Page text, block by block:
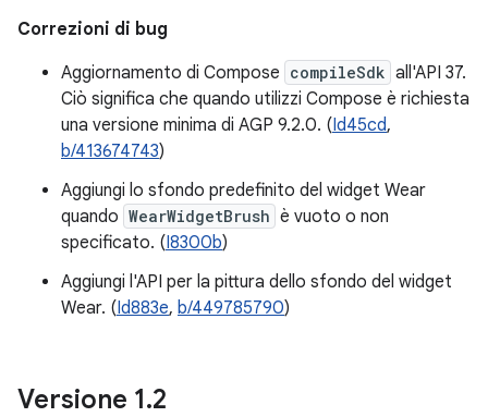
Correzioni di bug
Aggiornamento di Compose compileSdk all'API 37.
Ciò significa che quando utilizzi Compose è richiesta
una versione minima di AGP 9.2.0. (Id45cd,
b/413674743)
Aggiungi lo sfondo predefinito del widget Wear
quando WearWidgetBrush è vuoto o non
specificato. (I8300b)
Aggiungi l'API per la pittura dello sfondo del widget
Wear. (Id883e, b/449785790)
Versione 1.2